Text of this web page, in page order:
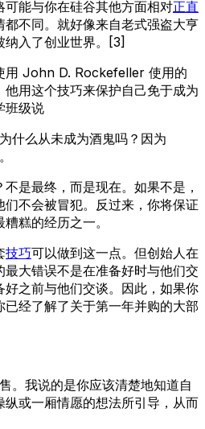
能与你在硅谷其他方面相对正直
不同。就好像来自老式强盗大亨
纳入了创业世界。[3]
用 John D. Rockefeller 使用的
用这个技巧来保护自己免于成为
班级说
什么从未成为酒鬼吗？因为
是最终，而是现在。如果不是，
不会被冒犯。反过来，你将保证
糕的经历之一。
技巧可以做到这一点。但创始人在
大错误不是在准备好时与他们交
之前与他们交谈。因此，如果你
经了解了关于第一年并购的大部
。我说的是你应该清楚地知道自
或一厢情愿的想法所引导，从而